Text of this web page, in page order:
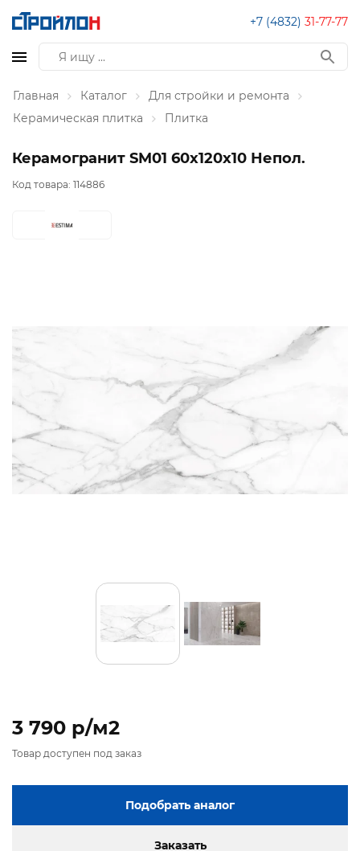
+7 (4832) 31-77-77
Главная Каталог
Для стройки и ремонта
Керамическая плитка
Плитка
Керамогранит SM01 60x120x10 Непол.
Код товара: 114886
3 790 p/м2
Товар доступен под заказ
Подобрать аналог
Заказать